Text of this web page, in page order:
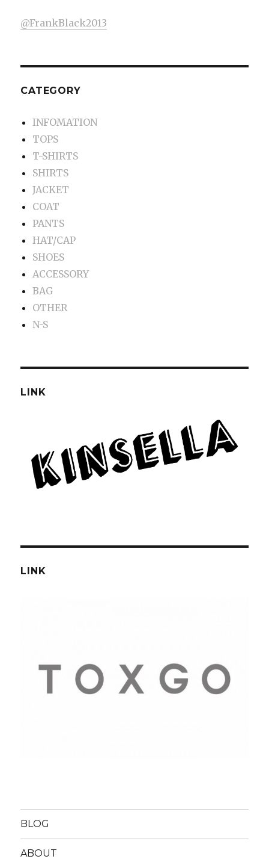
@FrankBlack2013
CATEGORY
INFOMATION
TOPS
T-SHIRTS
SHIRTS
JACKET
COAT
PANTS
HAT/CAP
SHOES
ACCESSORY
BAG
OTHER
N-S
LINK
LINK
BLOG
ABOUT